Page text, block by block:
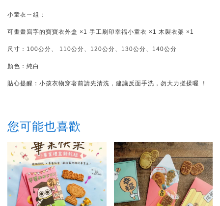
小童衣ㄧ組：
可畫畫寫字的寶寶衣外盒 ×1 手工刷印幸福小童衣 ×1 木製衣架 ×1
尺寸：100公分、 110公分、120公分、130公分、140公分
顏色：純白
貼心提醒：小孩衣物穿著前請先清洗，建議反面手洗，勿大力搓揉喔 ！
您可能也喜歡